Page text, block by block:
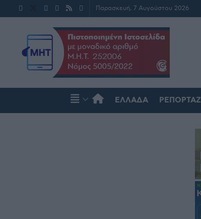
Παρασκευή, 7 Αυγούστου 2026
ΕΛΛΆΔΑ ΡΕΠΟΡΤΆΖ